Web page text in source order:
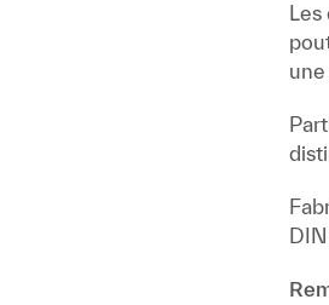
Les